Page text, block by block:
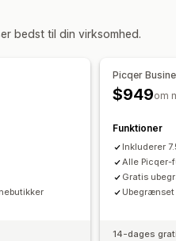
Påmindelser om opfyldning
bedst til din virksomhed.
Picqer
$949om
Funktioner
Inkluderer
Alle Picqer-
Gratis
14-dages